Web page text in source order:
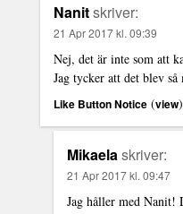
Nanitskriver:
21 Apr 2017 kl. 09:39
Nej, det är inte som att
Jag tycker att det blev
Like Button Notice (view)
Mikaelaskriver:
21 Apr 2017 kl. 09:47
Jag håller med Nanit!